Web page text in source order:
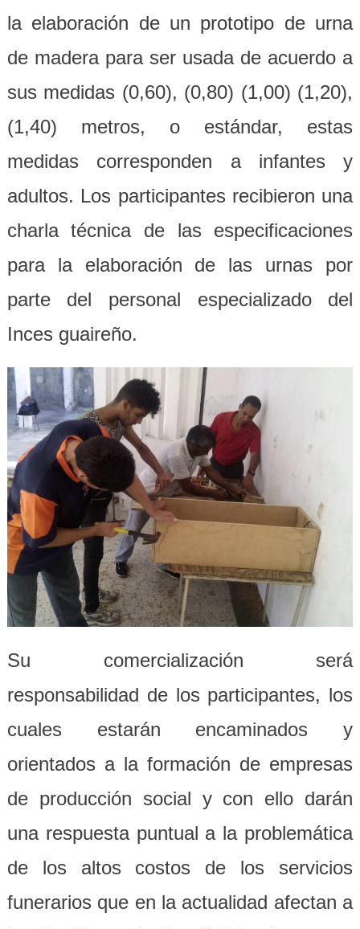
la elaboración de un prototipo de urna
de madera para ser usada de acuerdo a
sus medidas (0,60), (0,80) (1,00) (1,20),
(1,40) metros, o estándar, estas
medidas corresponden a infantes y
adultos. Los participantes recibieron una
charla técnica de las especificaciones
para la elaboración de las urnas por
parte del personal especializado del
Inces guaireño.
Su comercialización será
responsabilidad de los participantes, los
cuales estarán encaminados y
orientados a la formación de empresas
de producción social y con ello darán
una respuesta puntual a la problemática
de los altos costos de los servicios
funerarios que en la actualidad afectan a